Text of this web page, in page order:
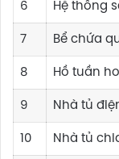
6 Hệ thống
7 Bể chứa
8 Hồ tuần
9 Nhà tủ
10 Nhà tủ